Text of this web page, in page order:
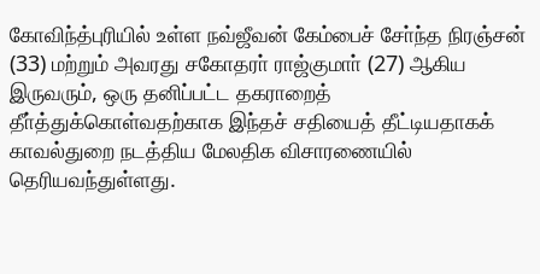
கோவிந்த்புரியில் உள்ள நவ்ஜீவன் கேம்பைச் சோ்ந்த நிரஞ்சன்
(33) மற்றும் அவரது சகோதரா் ராஜ்குமாா் (27) ஆகிய
இருவரும், ஒரு தனிப்பட்ட தகராறைத்
தீா்த்துக்கொள்வதற்காக இந்தச் சதியைத் தீட்டியதாகக்
காவல்துறை நடத்திய மேலதிக விசாரணையில்
தெரியவந்துள்ளது.